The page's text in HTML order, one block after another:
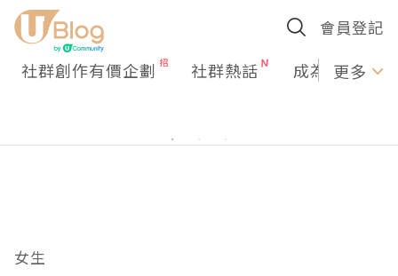
會員登記
社群創作有價企劃 社群熱話 成為U更多
女生